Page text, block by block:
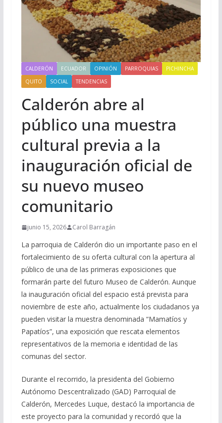
CALDERÓN ECUADOR OPINIÓN PARROQUIAS
PICHINCHA
QUITO
SOCIAL TENDENCIAS
Calderón abre al
público una muestra
cultural previa a la
inauguración oficial de
su nuevo museo
comunitario
junio 15, 2026 Carol Barragán
La parroquia de Calderón dio un importante paso en el
fortalecimiento de su oferta cultural con la apertura al
público de una de las primeras exposiciones que
formarán parte del futuro Museo de Calderón. Aunque
la inauguración oficial del espacio está prevista para
noviembre de este año, actualmente los ciudadanos ya
pueden visitar la muestra denominada “Mamatíos y
Papatíos”, una exposición que rescata elementos
representativos de la memoria e identidad de las
comunas del sector.
Durante el recorrido, la presidenta del Gobierno
Autónomo Descentralizado (GAD) Parroquial de
Calderón, Mercedes Luque, destacó la importancia de
este proyecto para la comunidad y recordó que la